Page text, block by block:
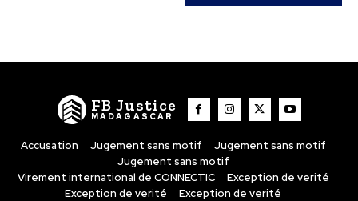
FB Justice
MADAGASCAR
Accusation Jugement sans motif
Jugement sans motif
Jugement sans motif
Virement international de CONNECTIC
Exception de verité
Exception de verité
Exception de verité